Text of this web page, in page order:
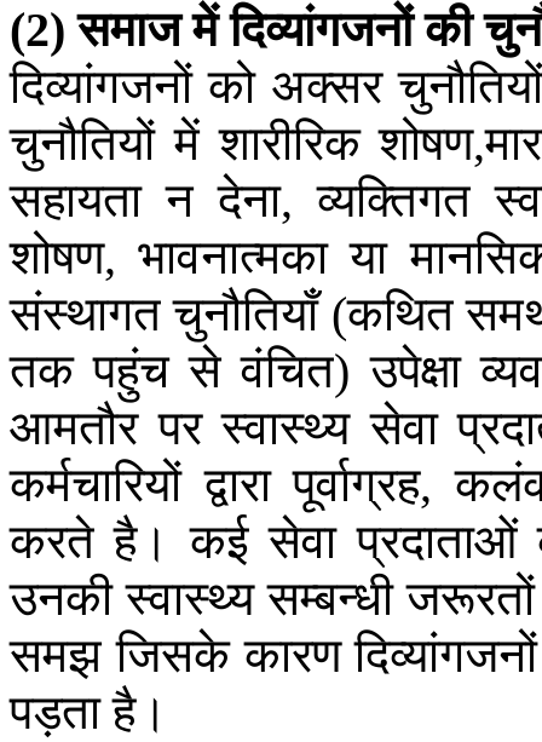
(2) समाज में दिव्यांगजनों की
दिव्यांगजनों को अक्सर
चुनौतियों में शारीरिक शोषण,
सहायता न देना,व्यक्तिगत
शोषण,भावनात्मका या
संस्थागत चुनौतियाँ(कथित
तक पहुंच से वंचित)उपेक्षा
आमतौर पर स्वास्थ्य सेवा
कर्मचारियों द्वारा पूर्वाग्रह,
करते है। कई सेवा प्रदाताओं
उनकी स्वास्थ्य सम्बन्धी जरूरतों
समझ जिसके कारण दिव्यांगजनों
पड़ता है।